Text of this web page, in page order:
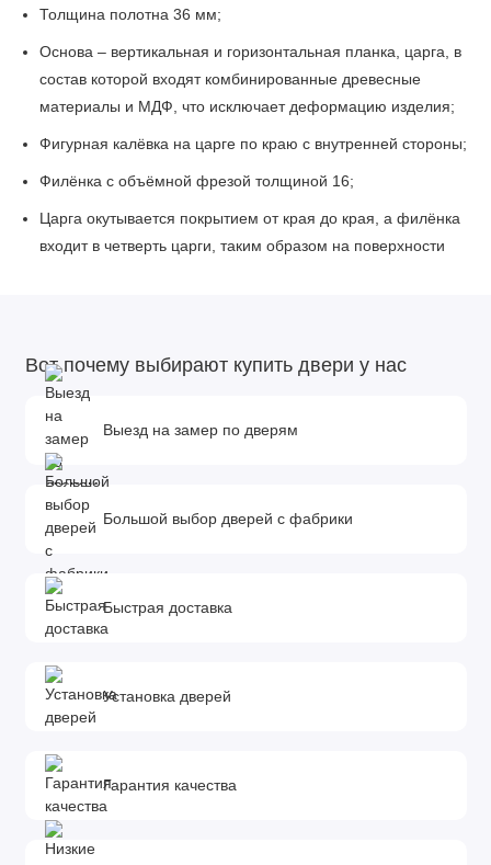
Толщина полотна 36 мм;
Основа – вертикальная и горизонтальная планка, царга, в
состав которой входят комбинированные древесные
материалы и МДФ, что исключает деформацию изделия;
Фигурная калёвка на царге по краю с внутренней стороны;
Филёнка с объёмной фрезой толщиной 16;
Царга окутывается покрытием от края до края, а филёнка
входит в четверть царги, таким образом на поверхности
компании Kleiberit на основе полиуретана:обладает
высокими свойствами водостойкости и термостойкости, что
позволяет ставить эти двери в помещения санузла;
Покрытие полотна экошпон ТМ Renolit (Германия),
повторяющее текстуру и структуру натурального дерева
Комплектуется телескопическим погонажем.
Фурнитура и доборы в комплект не входят.
Доборы, которыми можно укомплектовать дверь:
Размеры доборов - 100x10х2070 мм. 150x10х2070 мм.
*Возможно изготовление дверей нестандартного размера под
заказ.
Вот почему выбирают купить двери у нас
Выезд на замер по дверям
Большой выбор дверей с фабрики
Быстрая доставка
Установка дверей
Гарантия качества